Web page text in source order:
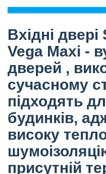
Вхідні
Vega Maxi -
дверей ,
сучасному
підходять
будинків,
високу
присутній